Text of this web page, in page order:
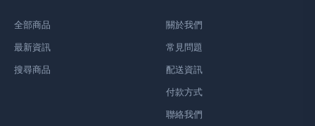
全部商品
最新資訊
搜尋商品
關於我們
常見問題
配送資訊
付款方式
聯絡我們